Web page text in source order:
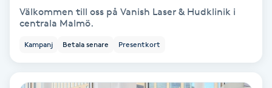
Gua Sha-massage
Välkommen till oss på Vanish Laser & Hudklinik i
centrala Malmö.
Kampanj Betala senare Presentkort